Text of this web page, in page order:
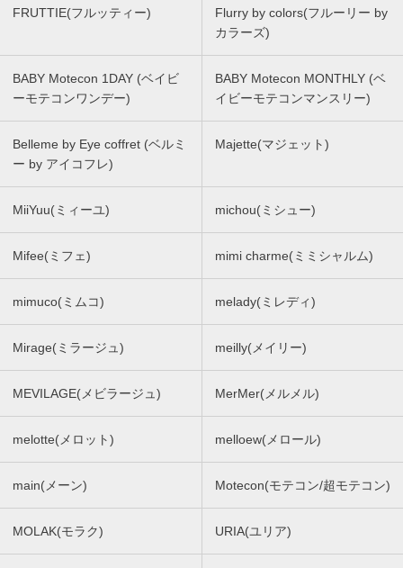
FRUTTIE(フルッティー)
Flurry by colors(フルーリー by
カラーズ)
BABY Motecon 1DAY (ベイビ
ーモテコンワンデー)
BABY Motecon MONTHLY (ベ
イビーモテコンマンスリー)
Belleme by Eye coffret (ベルミ
ー by アイコフレ)
Majette(マジェット)
MiiYuu(ミィーユ) michou(ミシュー)
Mifee(ミフェ) mimi charme(ミミシャルム)
mimuco(ミムコ) melady(ミレディ)
Mirage(ミラージュ) meilly(メイリー)
MEVILAGE(メビラージュ) MerMer(メルメル)
melotte(メロット) melloew(メロール)
main(メーン) Motecon(モテコン/超モテコン)
MOLAK(モラク) URIA(ユリア)